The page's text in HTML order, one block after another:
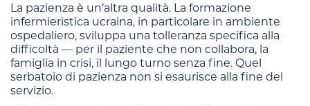
La pazienza è un’altra qualità. La formazione
infermieristica ucraina, in particolare in ambiente
ospedaliero, sviluppa una tolleranza specifica alla
difficoltà — per il paziente che non collabora, la
famiglia in crisi, il lungo turno senza fine. Quel
serbatoio di pazienza non si esaurisce alla fine del
servizio.